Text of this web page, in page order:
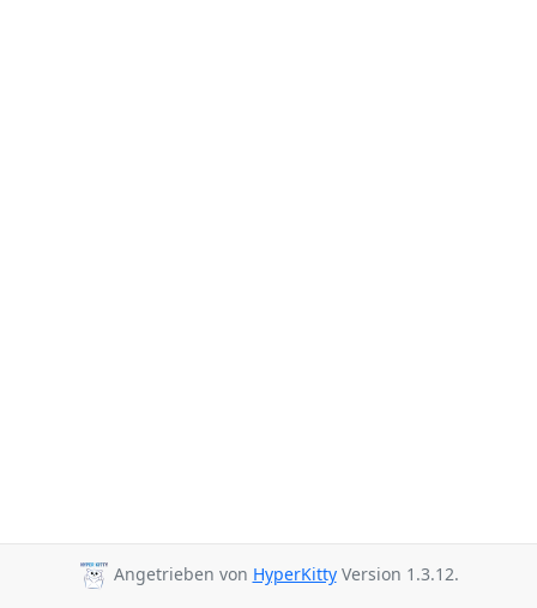
Angetrieben von HyperKittyVersion 1.3.12.